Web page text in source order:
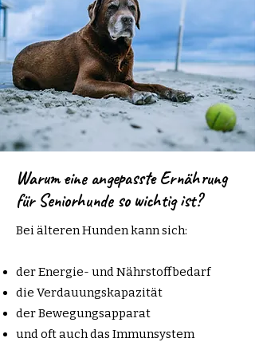
Warum eine angepasste Ernährung
für Seniorhunde so wichtig ist?
Bei älteren Hunden kann sich:
der Energie- und Nährstoffbedarf
die Verdauungskapazität
der Bewegungsapparat
und oft auch das Immunsystem